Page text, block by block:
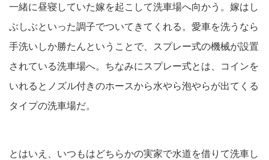
一緒に昼寝していた嫁を起こして洗車場へ向かう。嫁はし
ぶしぶといった調子でついてきてくれる。愛車を洗うなら
手洗いしか勝たんということで、スプレー式の機械が設置
されている洗車場へ。ちなみにスプレー式とは、コインを
いれるとノズル付きのホースから水やら泡やらが出てくる
タイプの洗車場だ。
とはいえ、いつもはどちらかの実家で水道を借りて洗車し